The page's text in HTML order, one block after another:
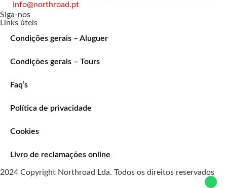
info@northroad.pt
Siga-nos
Links úteis
Condições gerais – Aluguer
Condições gerais – Tours
Faq’s
Política de privacidade
Cookies
Livro de reclamações online
2024 Copyright Northroad Lda. Todos os direitos reservados